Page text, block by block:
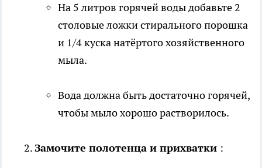
На 5 литров горячей воды добавьте 2
столовые ложки стирального порошка
и 1/4 куска натёртого хозяйственного
мыла.
Вода должна быть достаточно горячей,
чтобы мыло хорошо растворилось.
Замочите полотенца и прихватки :